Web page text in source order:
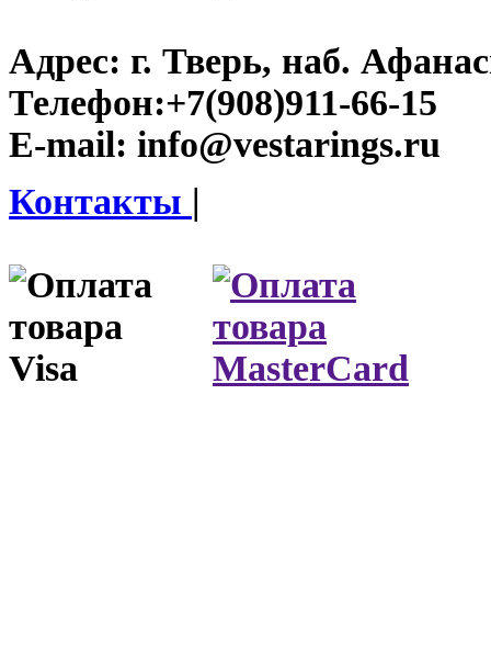
Адрес: г. Тверь, наб.
Телефон:+7(908)911-66-15
E-mail: info@vestarings.ru
Контакты |